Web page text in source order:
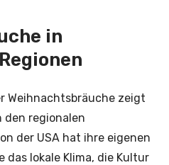
in
Weihnachtsbräuche zeigt
den regionalen
der USA hat ihre eigenen
lokale Klima, die Kultur